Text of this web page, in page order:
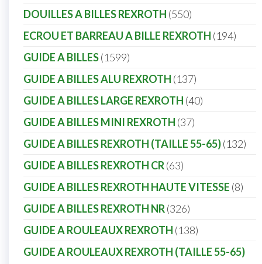
DOUILLES A BILLES REXROTH 550
ECROU ET BARREAU A BILLE REXROTH 194
GUIDE A BILLES 1599
GUIDE A BILLES ALU REXROTH 137
GUIDE A BILLES LARGE REXROTH 40
GUIDE A BILLES MINI REXROTH 37
GUIDE A BILLES REXROTH (TAILLE 55-65) 132
GUIDE A BILLES REXROTH CR 63
GUIDE A BILLES REXROTH HAUTE VITESSE 8
GUIDE A BILLES REXROTH NR 326
GUIDE A ROULEAUX REXROTH 138
GUIDE A ROULEAUX REXROTH (TAILLE 55-65)